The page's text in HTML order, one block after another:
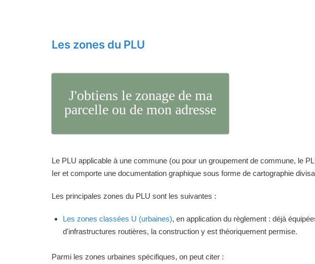
Les zones du PLU
J'obtiens le zonage de ma
parcelle ou de mon adresse
Le PLU applicable à une commune (ou pour un groupement de commune, le
Ier et comporte une documentation graphique sous forme de cartographie
Les principales zones du PLU sont les suivantes :
Les zones classées U (urbaines), en application du règlement : déjà
d'infrastructures routières, la construction y est théoriquement permise.
Parmi les zones urbaines spécifiques, on peut citer :